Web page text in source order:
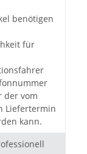
benötigen
für
der vom
Liefertermin
kann.